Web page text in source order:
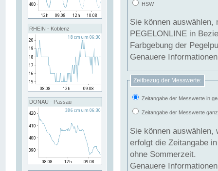
RHEIN - Koblenz
DONAU - Passau
HSW
Sie können
PEGELONLINE in Beziehung
Farbgebung der
Genauere
Zeitbezug der Messwerte:
Zeitangabe der Messwerte in
Zeitangabe der Messwerte
Sie können auswählen,
erfolgt die Zeitangabe
ohne Sommerzeit.
Genauere